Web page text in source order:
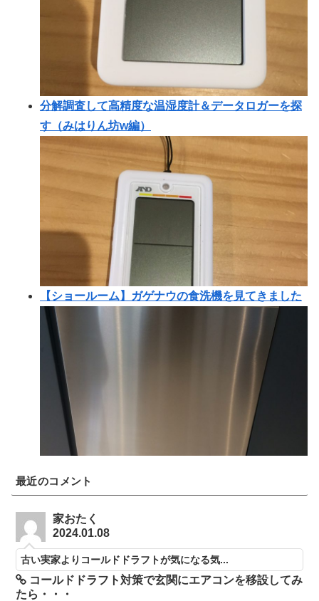
分解調査して高精度な温湿度計＆データロガーを探
す（みはりん坊w編）
【ショールーム】ガゲナウの食洗機を見てきました
最近のコメント
家おたく
2024.01.08
古い実家よりコールドドラフトが気になる気...
コールドドラフト対策で玄関にエアコンを移設してみ
たら・・・